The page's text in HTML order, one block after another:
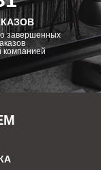
завершенных
компанией